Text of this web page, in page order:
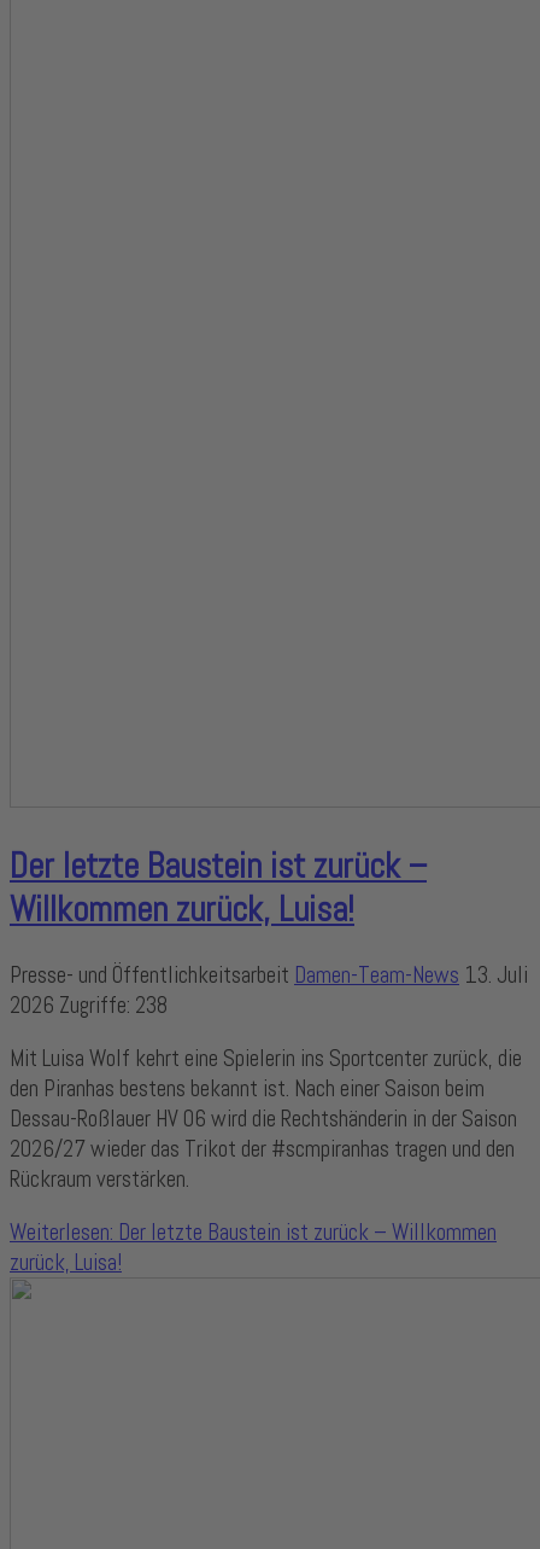
Der letzte Baustein ist zurück –
Willkommen zurück, Luisa!
Presse- und Öffentlichkeitsarbeit Damen-Team-News 13. Juli
2026 Zugriffe: 238
Mit Luisa Wolf kehrt eine Spielerin ins Sportcenter zurück, die
den Piranhas bestens bekannt ist. Nach einer Saison beim
Dessau-Roßlauer HV 06 wird die Rechtshänderin in der Saison
2026/27 wieder das Trikot der #scmpiranhas tragen und den
Rückraum verstärken.
Weiterlesen: Der letzte Baustein ist zurück – Willkommen
zurück, Luisa!